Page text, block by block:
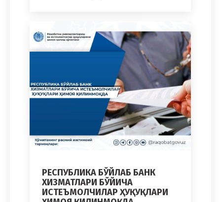
РЕСПУБЛИКА БЎЙЛАБ БАНК
ХИЗМАТЛАРИ БЎЙИЧА
ИСТЕЪМОЛЧИЛАР ҲУҚУҚЛАРИ